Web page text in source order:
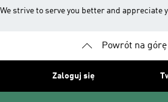
We strive to serve you better and appreciate
Powrót na
Zaloguj się